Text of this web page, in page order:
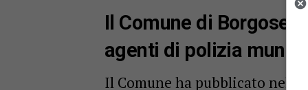
Il Comune di
agenti di polizia
Il Comune ha pubblicato nelle